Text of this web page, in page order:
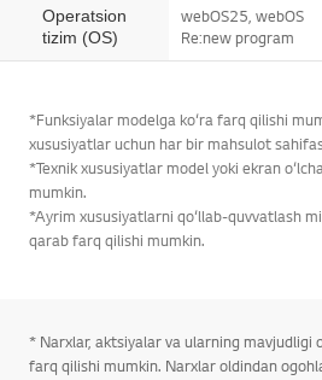
Operatsion
tizim (OS)
webOS25, webOS
Re:new program
*Funksiyalar modelga ko‘ra farq qilishi
xususiyatlar uchun har bir mahsulot
*Texnik xususiyatlar model yoki ekran
mumkin.
*Ayrim xususiyatlarni qo‘llab-quvvatlash
qarab farq qilishi mumkin.
* Narxlar, aktsiyalar va ularning mavjudligi
farq qilishi mumkin. Narxlar oldindan